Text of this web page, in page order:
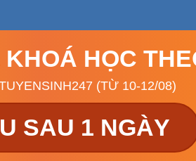
HỌC
(TỪ 10-12/08)
SAU 1 NGÀY